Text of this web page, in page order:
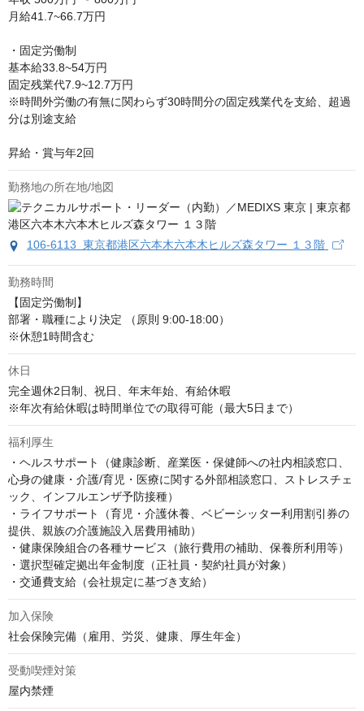
月給41.7~66.7万円
・固定労働制
基本給33.8~54万円
固定残業代7.9~12.7万円
※時間外労働の有無に関わらず30時間分の固定残業代を支給、超過
分は別途支給
昇給・賞与年2回
勤務地の所在地/地図
106-6113 東京都港区六本木六本木ヒルズ森タワー １３階
勤務時間
【固定労働制】
部署・職種により決定 （原則 9:00-18:00）
※休憩1時間含む
休日
完全週休2日制、祝日、年末年始、有給休暇
※年次有給休暇は時間単位での取得可能（最大5日まで）
福利厚生
・ヘルスサポート（健康診断、産業医・保健師への社内相談窓口、
心身の健康・介護/育児・医療に関する外部相談窓口、ストレスチェ
ック、インフルエンザ予防接種）
・ライフサポート（育児・介護休養、ベビーシッター利用割引券の
提供、親族の介護施設入居費用補助）
・健康保険組合の各種サービス（旅行費用の補助、保養所利用等）
・選択型確定拠出年金制度（正社員・契約社員が対象）
・交通費支給（会社規定に基づき支給）
加入保険
社会保険完備（雇用、労災、健康、厚生年金）
受動喫煙対策
屋内禁煙